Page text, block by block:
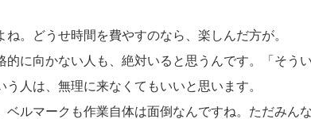
。どうせ時間を費やすのなら、楽しんだ方が。
に向かない人も、絶対いると思うんです。「そう
う人は、無理に来なくてもいいと思います。
ルマークも作業自体は面倒なんですね。ただみん